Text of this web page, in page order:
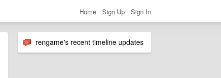
Home Sign Up Sign In
rengame's recent timeline updates